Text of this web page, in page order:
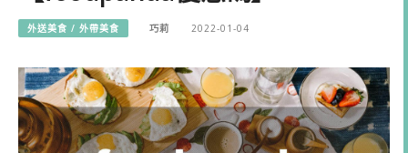
外送美食 / 外帶美食 巧莉 2022-01-04